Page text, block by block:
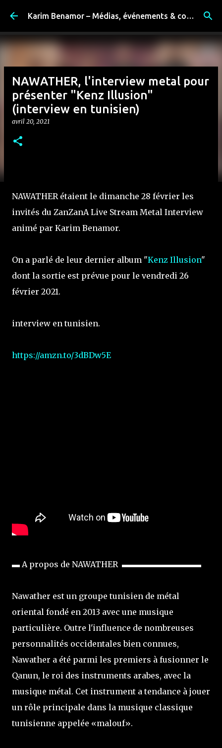
Accéder au contenu principal Karim Benamor – Médias, événements & coulisses
NAWATHER, l'interview metal pour
présenter "Kenz Illusion"
(interview en tunisien)
avril 20, 2021
NAWATHER étaient le dimanche 28 février les
invités du ZanZanA Live Stream Metal Interview
animé par Karim Benamor.
On a parlé de leur dernier album "Kenz Illusion"
dont la sortie est prévue pour le vendredi 26
février 2021.
interview en tunisien.
https://amzn.to/3dBDw5E
▬ A propos de NAWATHER ▬▬▬▬▬▬▬▬▬▬
Nawather est un groupe tunisien de métal
oriental fondé en 2013 avec une musique
particulière. Outre l'influence de nombreuses
personnalités occidentales bien connues,
Nawather a été parmi les premiers à fusionner le
Qanun, le roi des instruments arabes, avec la
musique métal. Cet instrument a tendance à jouer
un rôle principale dans la musique classique
tunisienne appelée «malouf».